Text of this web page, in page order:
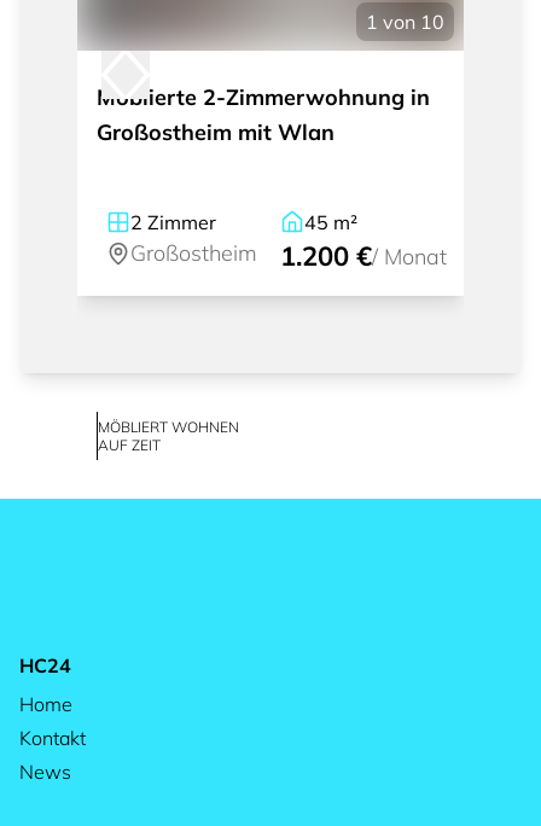
1 von 10
Möblierte 2-Zimmerwohnung in
Großostheim mit Wlan
2 Zimmer
Großostheim
45 m²
1.200 €/ Monat
MÖBLIERT WOHNEN
AUF ZEIT
HC24
Home
Kontakt
News